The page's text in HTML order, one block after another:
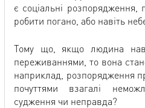
є соціальні
робити погано, або навіть
Тому що, якщо людина
переживаннями, то вона
наприклад, розпорядження
почуттями взагалі
судження чи неправда?